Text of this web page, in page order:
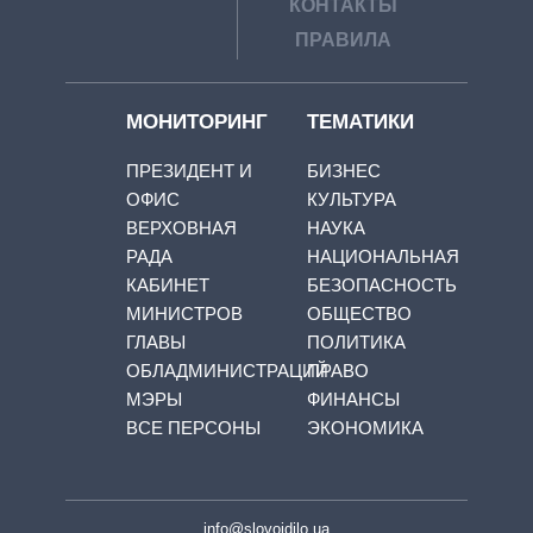
КОНТАКТЫ
ПРАВИЛА
МОНИТОРИНГ
ПРЕЗИДЕНТ И
ОФИС
ВЕРХОВНАЯ
РАДА
КАБИНЕТ
МИНИСТРОВ
ГЛАВЫ
ОБЛАДМИНИСТРАЦИЙ
МЭРЫ
ВСЕ ПЕРСОНЫ
ТЕМАТИКИ
БИЗНЕС
КУЛЬТУРА
НАУКА
НАЦИОНАЛЬНАЯ
БЕЗОПАСНОСТЬ
ОБЩЕСТВО
ПОЛИТИКА
ПРАВО
ФИНАНСЫ
ЭКОНОМИКА
info@slovoidilo.ua